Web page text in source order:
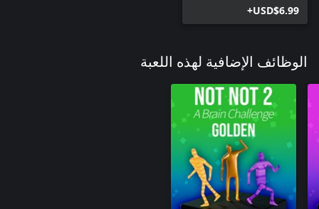
USD$6.99+
الوظائف الإضافية لهذه اللعبة